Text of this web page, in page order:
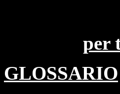
per
GLOSSARIO